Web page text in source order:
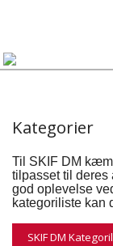
Kategorier
Til SKIF DM
tilpasset til deres
god oplevelse
kategoriliste kan
SKIF DM